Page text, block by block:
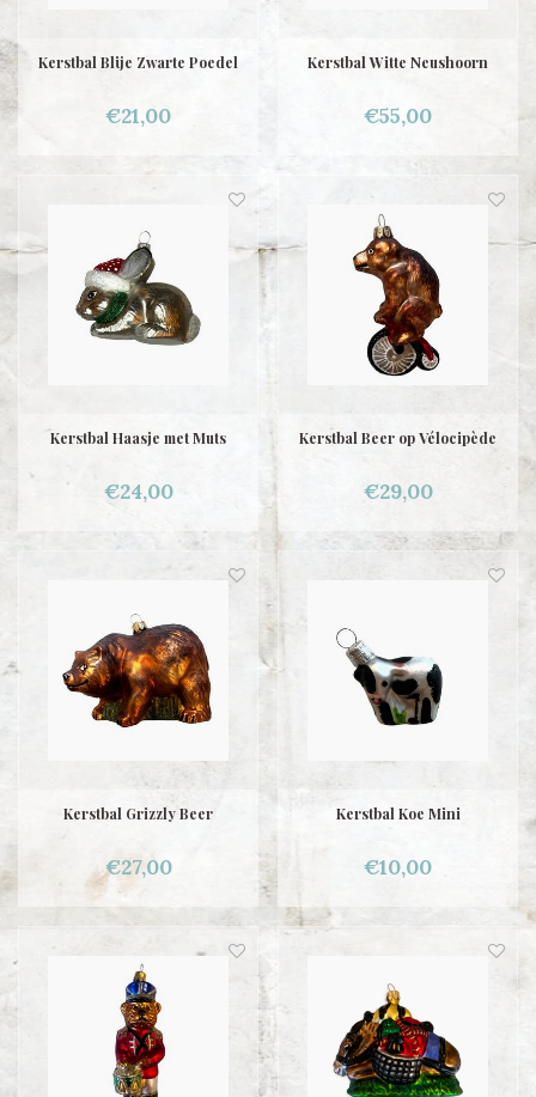
Kerstbal Blije Zwarte Poedel
€21,00
Kerstbal Witte Neushoorn
€55,00
Kerstbal Haasje met Muts
€24,00
Kerstbal Beer op Vélocipède
€29,00
Kerstbal Grizzly Beer
€27,00
Kerstbal Koe Mini
€10,00